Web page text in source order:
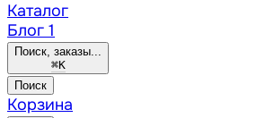
Каталог
Блог 1
Поиск, заказы...
⌘K
Поиск
Корзина